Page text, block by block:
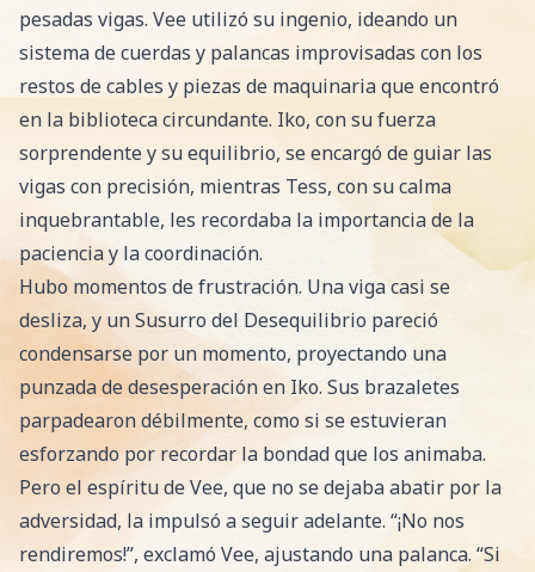
pesadas vigas. Vee utilizó su ingenio, ideando un
sistema de cuerdas y palancas improvisadas con los
restos de cables y piezas de maquinaria que encontró
en la biblioteca circundante. Iko, con su fuerza
sorprendente y su equilibrio, se encargó de guiar las
vigas con precisión, mientras Tess, con su calma
inquebrantable, les recordaba la importancia de la
paciencia y la coordinación.
Hubo momentos de frustración. Una viga casi se
desliza, y un Susurro del Desequilibrio pareció
condensarse por un momento, proyectando una
punzada de desesperación en Iko. Sus brazaletes
parpadearon débilmente, como si se estuvieran
esforzando por recordar la bondad que los animaba.
Pero el espíritu de Vee, que no se dejaba abatir por la
adversidad, la impulsó a seguir adelante. “¡No nos
rendiremos!”, exclamó Vee, ajustando una palanca. “Si